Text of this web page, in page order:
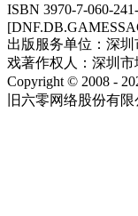
ISBN 3970-7-060-
出版服务单位：深
戏著作权人：深圳
Copyright © 2008 -
旧六零网络股份有